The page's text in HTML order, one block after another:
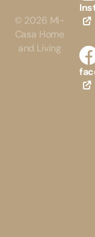
© 2026 Mi-
Casa Home
and Living